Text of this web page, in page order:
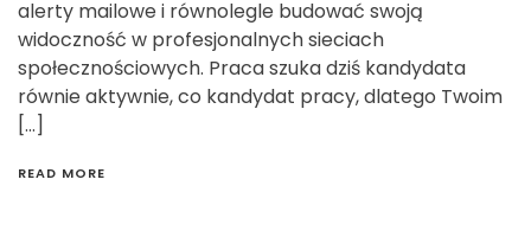
alerty mailowe i równolegle budować swoją
widoczność w profesjonalnych sieciach
społecznościowych. Praca szuka dziś kandydata
równie aktywnie, co kandydat pracy, dlatego Twoim
[…]
READ MORE